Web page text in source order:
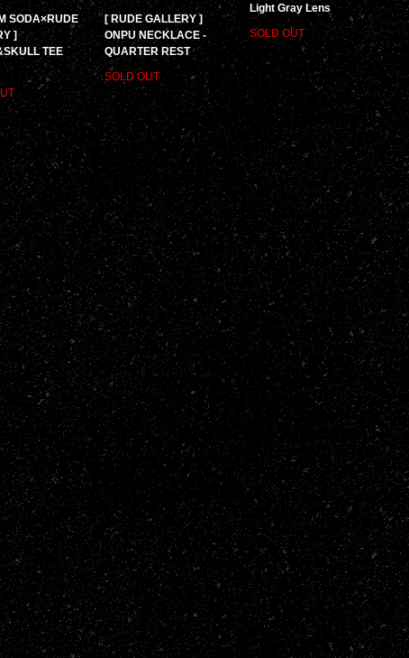
SODA×RUDE
]
TEE
[ RUDE GALLERY ]
ONPU NECKLACE -
QUARTER REST
SOLD OUT
Light Gray Lens
SOLD OUT